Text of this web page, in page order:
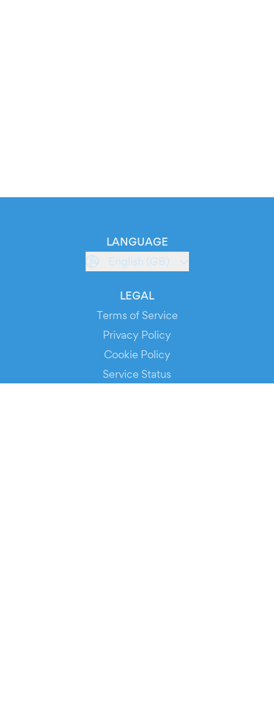
LANGUAGE
English (GB)
LEGAL
Terms of Service
Privacy Policy
Cookie Policy
Service Status